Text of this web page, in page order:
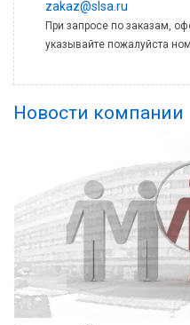
zakaz@slsa.ru
При запросе по заказам,
указывайте пожалуйста
Новости компании